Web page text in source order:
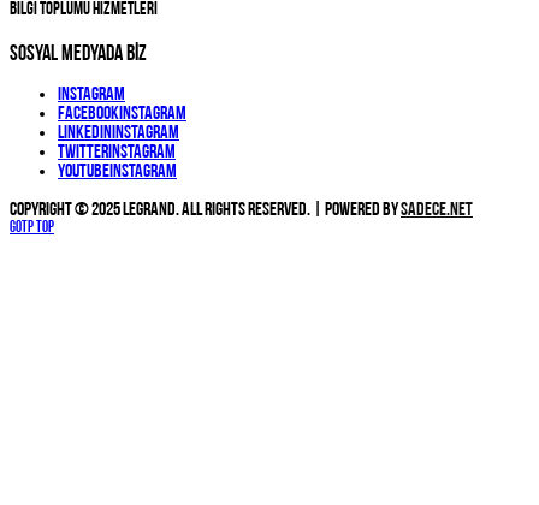
Bilgi Toplumu Hizmetleri
SOSYAL MEDYADA BİZ
Instagram
FacebookInstagram
LinkedinInstagram
TwitterInstagram
YouTubeInstagram
Copyright © 2025 Legrand. All Rights Reserved. | Powered bySadece.NET
Gotp Top